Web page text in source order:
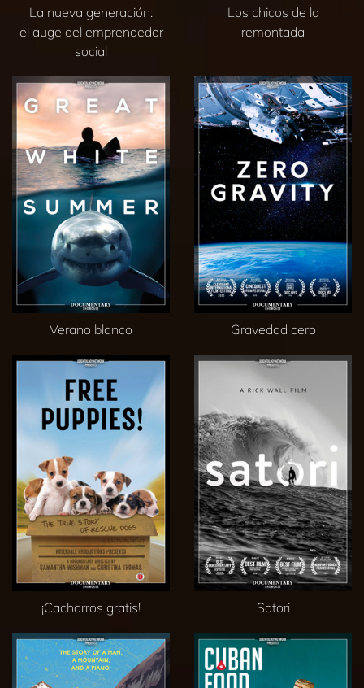
La nueva generación:
el auge del emprendedor
social
Los chicos de la
remontada
Verano blanco Gravedad cero
¡Cachorros gratis! Satori